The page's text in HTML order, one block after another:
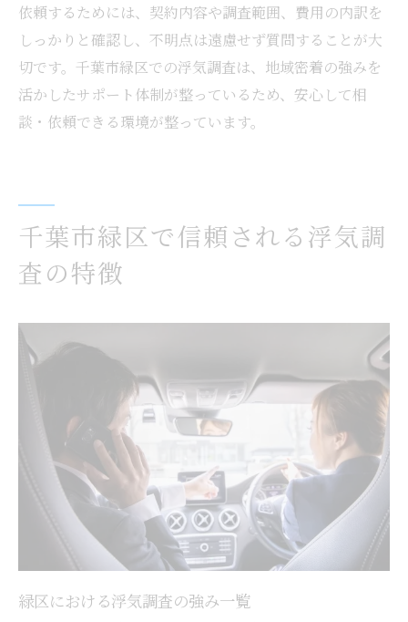
依頼するためには、契約内容や調査範囲、費用の内訳を
しっかりと確認し、不明点は遠慮せず質問することが大
切です。千葉市緑区での浮気調査は、地域密着の強みを
活かしたサポート体制が整っているため、安心して相
談・依頼できる環境が整っています。
千葉市緑区で信頼される浮気調
査の特徴
緑区における浮気調査の強み一覧